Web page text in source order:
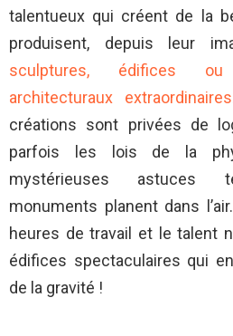
talentueux qui créent de la
produisent, depuis leur
sculptures, édifices
architecturaux extraordinaires
créations sont privées de
parfois les lois de la
mystérieuses astuces
monuments planent dans
heures de travail et le talent
édifices spectaculaires qui
de la gravité !